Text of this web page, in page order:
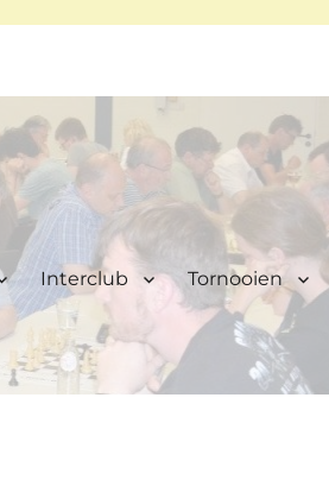
Interclub Tornooien